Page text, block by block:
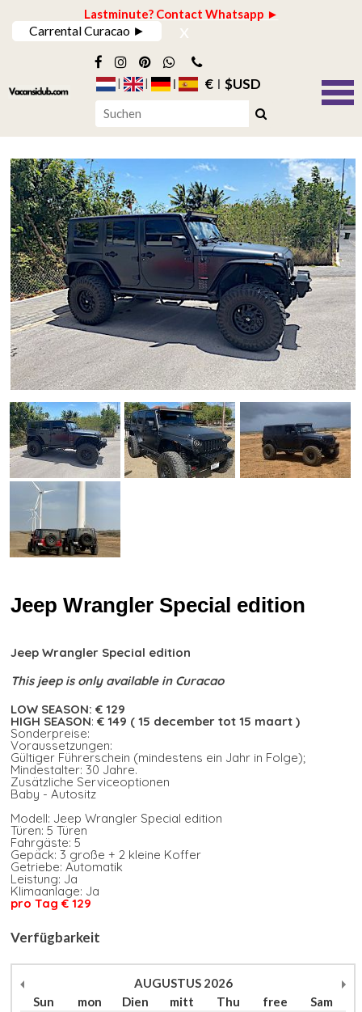
Lastminute? Contact Whatsapp ►
Carrental Curacao ► x
€ $USD
Jeep Wrangler Special edition
Jeep Wrangler Special edition
This jeep is only available in Curacao
LOW SEASON: € 129
HIGH SEASON:€ 149 ( 15 december tot 15 maart )
Sonderpreise:
Voraussetzungen:
Gültiger Führerschein (mindestens ein Jahr in Folge);
Mindestalter: 30 Jahre.
Zusätzliche Serviceoptionen
Baby - Autositz
Modell: Jeep Wrangler Special edition
Türen: 5 Türen
Fahrgäste: 5
Gepäck: 3 große + 2 kleine Koffer
Getriebe: Automatik
Leistung: Ja
Klimaanlage: Ja
pro Tag € 129
Verfügbarkeit
AUGUSTUS 2026
Sun
mon Dien mitt Thu free
Sam